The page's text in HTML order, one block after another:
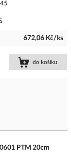
672,06 Kč/ks
do košíku
PTM 20cm